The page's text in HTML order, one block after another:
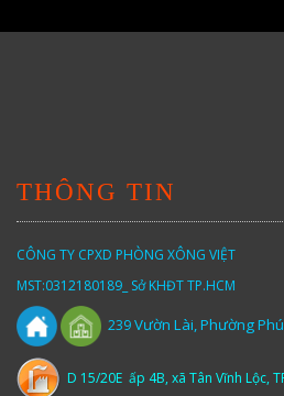
THÔNG TIN
CÔNG TY CPXD PHÒNG XÔNG VIỆT
MST:0312180189_ Sở KHĐT TP.HCM
239Vườn Lài,Phường
D 15/20E ấp 4B, xã Tân Vĩnh Lộc,